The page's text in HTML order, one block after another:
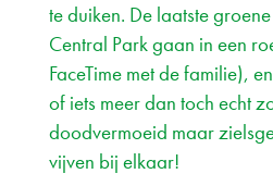
te duiken. De laatste
Central Park gaan in een
FaceTime met de familie),
of iets meer dan toch echt
doodvermoeid maar
vijven bij elkaar!